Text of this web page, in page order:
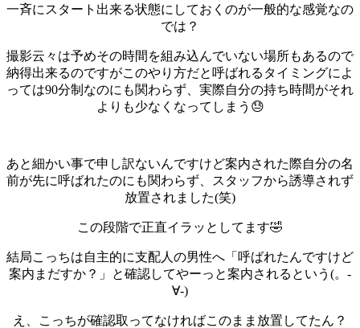
一斉にスタート出来る状態にしておくのが一般的な感覚なの
では？
撮影云々は予めその時間を組み込んでいない場所もあるので
納得出来るのですがこのやり方だと呼ばれるタイミングによ
っては90分制なのにも関わらず、実際自分の持ち時間がそれ
よりも少なくなってしまう😓
あと細かい事で申し訳ないんですけど案内された際自分の名
前が先に呼ばれたのにも関わらず、スタッフから誘導されず
放置されました(笑)
この段階で正直イラッとしてます🤣
結局こっちは自主的に支配人の男性へ「呼ばれたんですけど
案内まだすか？」と確認してやーっと案内されるという(。-
∀-)
え、こっちが確認取ってなければこのまま放置してたん？